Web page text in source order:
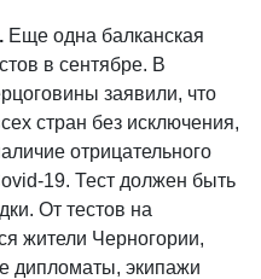
Еще одна балканская
в сентябре. В
заявили, что
стран без исключения,
отрицательного
19. Тест должен быть
От тестов на
жители Черногории,
дипломаты, экипажи